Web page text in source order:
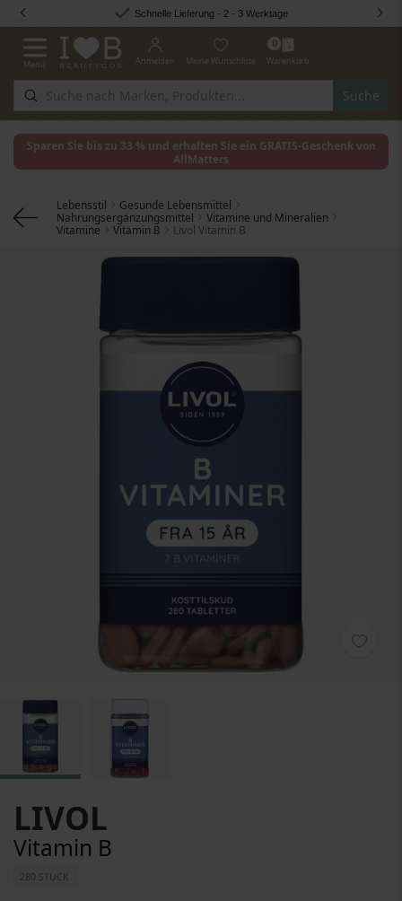
Zum Inhalt springen Schnelle Lieferung - 2 - 3 Werktage
Navigation umschalten
Menü
Suche
Anmelden Meine Wunschliste
0
Warenkorb
Sparen Sie bis zu 33 % und erhalten Sie ein GRATIS-Geschenk von
AllMatters
Lebensstil
Gesunde Lebensmittel
Nahrungsergänzungsmittel
Vitamine und Mineralien
Vitamine
Vitamin B Livol Vitamin B
LIVOL
Vitamin B
280 STUCK.